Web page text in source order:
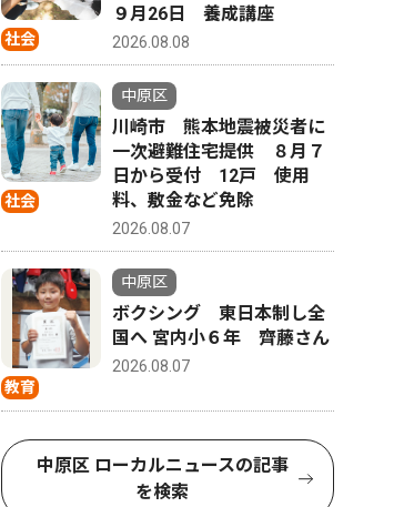
中原区
市民館で夏まつり ８月８
日 打ち水も
へ 宮内
社会
９月26日 養成講座
2026.08.08
社会
中原区
川崎市 熊本地震被災者に
一次避難住宅提供 ８月７
日から受付 12戸 使用
料、敷金など免除
2026.08.07
教育
中原区
ボクシング 東日本制し全
国へ 宮内小６年 齊藤さん
2026.08.07
中原区 ローカルニュースの記事
を検索